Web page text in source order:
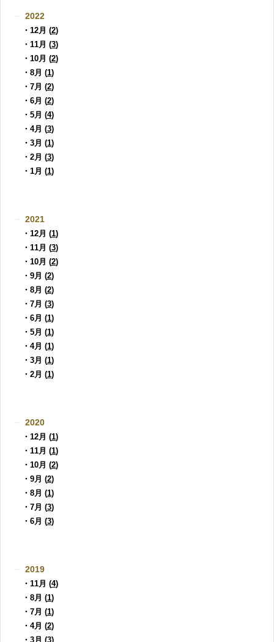
2022
・12月 (2)
・11月 (3)
・10月 (2)
・8月 (1)
・7月 (2)
・6月 (2)
・5月 (4)
・4月 (3)
・3月 (1)
・2月 (3)
・1月 (1)
2021
・12月 (1)
・11月 (3)
・10月 (2)
・9月 (2)
・8月 (2)
・7月 (3)
・6月 (1)
・5月 (1)
・4月 (1)
・3月 (1)
・2月 (1)
2020
・12月 (1)
・11月 (1)
・10月 (2)
・9月 (2)
・8月 (1)
・7月 (3)
・6月 (3)
2019
・11月 (4)
・8月 (1)
・7月 (1)
・4月 (2)
・3月 (3)